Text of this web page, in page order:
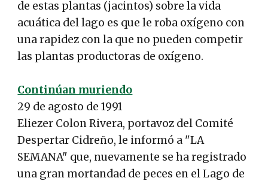
de estas plantas (jacintos) sobre la vida
acuática del lago es que le roba oxígeno con
una rapidez con la que no pueden competir
las plantas productoras de oxígeno.
Continúan muriendo
29 de agosto de 1991
Eliezer Colon Rivera, portavoz del Comité
Despertar Cidreño, le informó a "LA
SEMANA" que, nuevamente se ha registrado
una gran mortandad de peces en el Lago de